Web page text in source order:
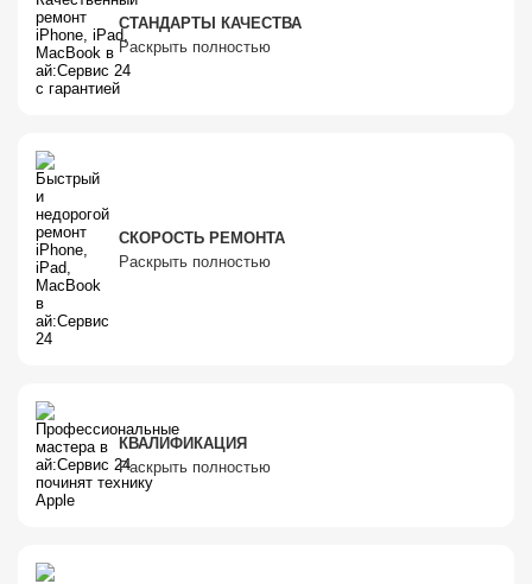
СТАНДАРТЫ КАЧЕСТВА
Раскрыть полностью
СКОРОСТЬ РЕМОНТА
Раскрыть полностью
КВАЛИФИКАЦИЯ
Раскрыть полностью